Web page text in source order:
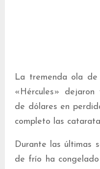
La tremenda ola
«Hércules» dejaron
de dólares en
completo las
Durante las últimas
de frío ha